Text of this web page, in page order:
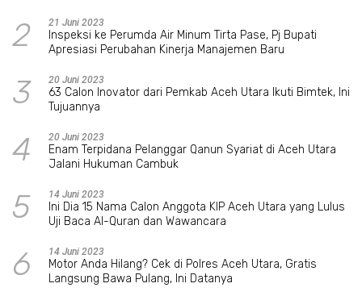
2 21 Juni 2023
Inspeksi ke Perumda Air Minum Tirta Pase, Pj Bupati
Apresiasi Perubahan Kinerja Manajemen Baru
3 20 Juni 2023
63 Calon Inovator dari Pemkab Aceh Utara Ikuti Bimtek, Ini
Tujuannya
4 20 Juni 2023
Enam Terpidana Pelanggar Qanun Syariat di Aceh Utara
Jalani Hukuman Cambuk
5 14 Juni 2023
Ini Dia 15 Nama Calon Anggota KIP Aceh Utara yang Lulus
Uji Baca Al-Quran dan Wawancara
6 14 Juni 2023
Motor Anda Hilang? Cek di Polres Aceh Utara, Gratis
Langsung Bawa Pulang, Ini Datanya